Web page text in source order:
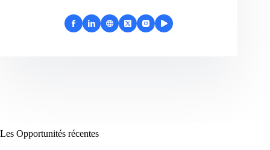
Les Opportunités récentes